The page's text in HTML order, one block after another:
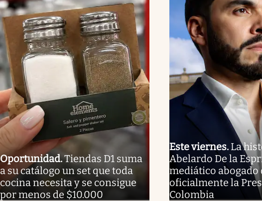
Oportunidad.Tiendas D1 suma
a su catálogo un set que toda
cocina necesita y se consigue
por menos de $10.000
Este viernes. La
Abelardo De la
mediático abogado
oficialmente la
Colombia